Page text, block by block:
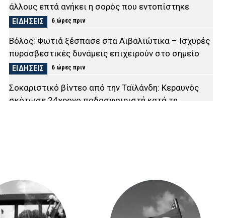
άλλους επτά ανήκει η σορός που εντοπίστηκε
ΕΙΔΗΣΕΙΣ 6 ώρες πριν
Βόλος: Φωτιά ξέσπασε στα Αϊβαλιώτικα – Ισχυρές
πυροσβεστικές δυνάμεις επιχειρούν στο σημείο
ΕΙΔΗΣΕΙΣ 6 ώρες πριν
Σοκαριστικό βίντεο από την Ταϊλάνδη: Κεραυνός
σκότωσε 24χρονο ποδοσφαιριστή κατά τη
ΕΙΔΗΣΕΙΣ
Κέρκυρα: Συνελήφθη 19χρονος αλλοδαπός –